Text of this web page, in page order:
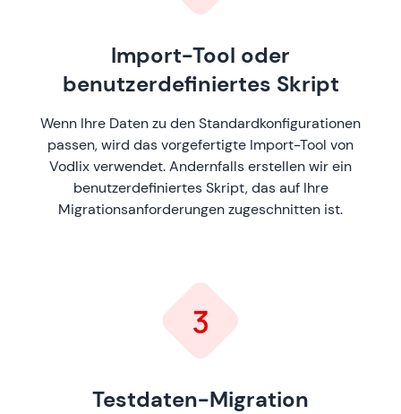
Import-Tool oder
benutzerdefiniertes Skript
Wenn Ihre Daten zu den Standardkonfigurationen
passen, wird das vorgefertigte Import-Tool von
Vodlix verwendet. Andernfalls erstellen wir ein
benutzerdefiniertes Skript, das auf Ihre
Migrationsanforderungen zugeschnitten ist.
Testdaten-Migration